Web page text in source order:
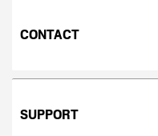
CONTACT
SUPPORT